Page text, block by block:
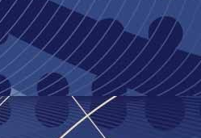
מלכוד 22
הבעיה, אז כבר
יוסי בנאי נהג לספר
הייתה שפויה, היו גם
הקיום של אוטיסט
אוכלוסיה בסיכון,
ומותאם להם, מעמיד
לבודד אותם. צריך